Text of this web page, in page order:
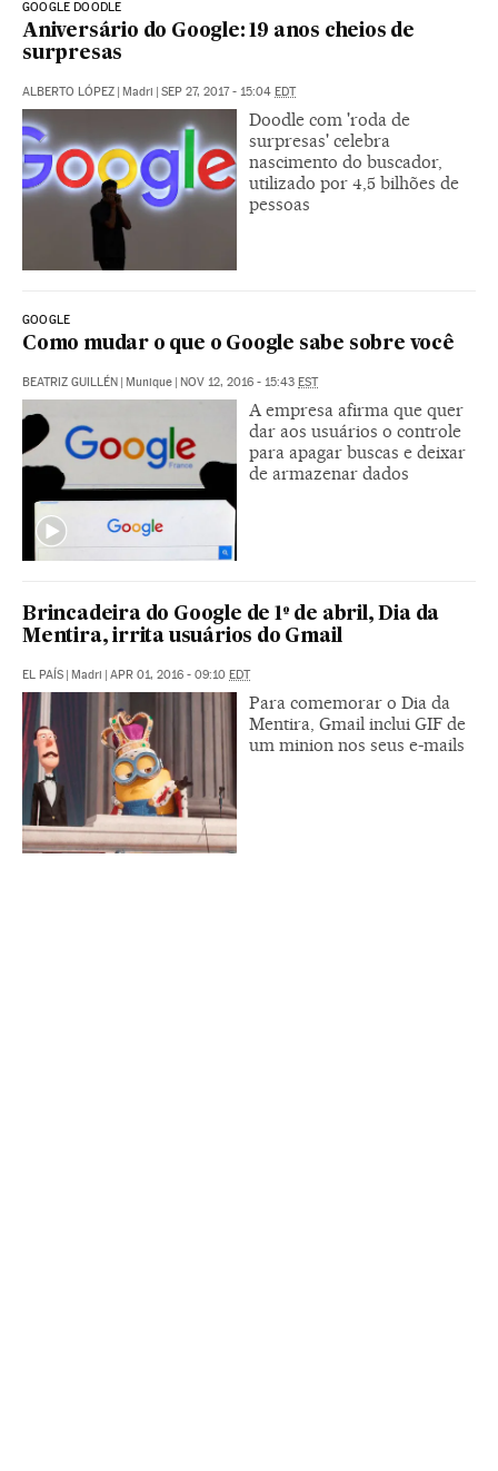
GOOGLE DOODLE
Aniversário do Google: 19 anos cheios de
surpresas
ALBERTO LÓPEZ | Madri | SEP 27, 2017 - 15:04 EDT
Doodle com 'roda de
surpresas' celebra
nascimento do buscador,
utilizado por 4,5 bilhões de
pessoas
GOOGLE
Como mudar o que o Google sabe sobre você
BEATRIZ GUILLÉN | Munique | NOV 12, 2016 - 15:43 EST
A empresa afirma que quer
dar aos usuários o controle
para apagar buscas e deixar
de armazenar dados
Brincadeira do Google de 1º de abril, Dia da
Mentira, irrita usuários do Gmail
EL PAÍS | Madri | APR 01, 2016 - 09:10 EDT
Para comemorar o Dia da
Mentira, Gmail inclui GIF de
um minion nos seus e-mails